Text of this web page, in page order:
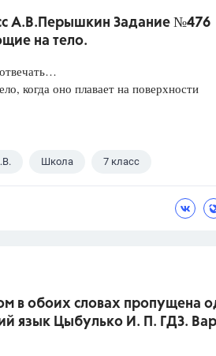
А.В.Перышкин Задание №476
на тело.
когда оно плавает на поверхности
Школа 7 класс
в обоих словах пропущена
язык Цыбулько И. П. ГДЗ.